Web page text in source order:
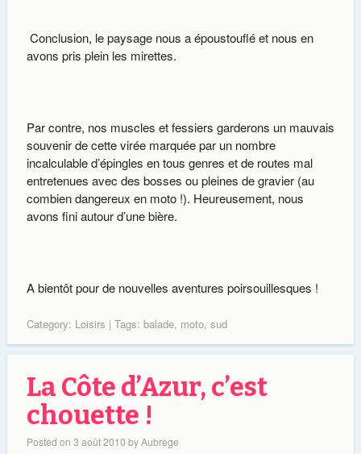
Conclusion, le paysage nous a époustouflé et nous en
avons pris plein les mirettes.
Par contre, nos muscles et fessiers garderons un mauvais
souvenir de cette virée marquée par un nombre
incalculable d’épingles en tous genres et de routes mal
entretenues avec des bosses ou pleines de gravier (au
combien dangereux en moto !). Heureusement, nous
avons fini autour d’une bière.
A bientôt pour de nouvelles aventures poirsouillesques !
Category: Loisirs | Tags: balade, moto, sud
La Côte d’Azur, c’est
chouette !
Posted on 3 août 2010 byAubrege